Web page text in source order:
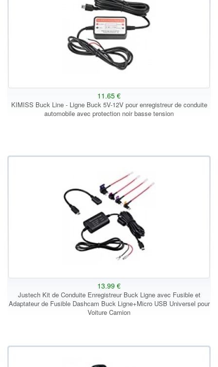
11.65 €
KIMISS Buck Line - Ligne Buck 5V-12V pour enregistreur de conduite
automobile avec protection noir basse tension
13.99 €
Justech Kit de Conduite Enregistreur Buck Ligne avec Fusible et
Adaptateur de Fusible Dashcam Buck Ligne+Micro USB Universel pour
Voiture Camion